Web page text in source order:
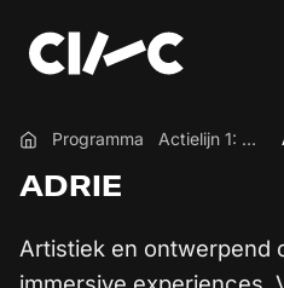
Home
Programma Actielijn 1: Onderzoek
ADRIE
Artistiek en ontwerpend